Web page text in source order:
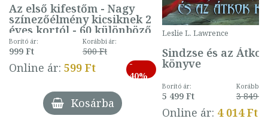
Az első kifestőm - Nagy
színezőélmény kicsiknek 2
éves kortól - 60 különböző
mintával (gombás)
Borító ár:
999 Ft
Korábbi ár:
500 Ft
Online ár: 599 Ft
-
40%
Kosárba
Leslie L. Lawrence
Sindzse és az Átkok
könyve
Borító ár:
5 499 Ft
Korábbi
3 849 Ft
Online ár: 4 014 Ft